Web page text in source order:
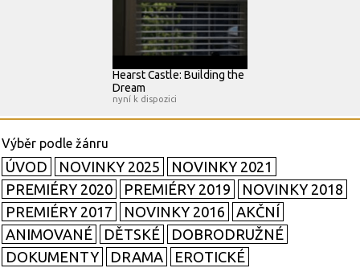
Hearst Castle: Building the
Dream
nyní k dispozici
ÚVOD NOVINKY 2025
NOVINKY 2021
PREMIÉRY 2020
PREMIÉRY 2019
NOVINKY 2018
PREMIÉRY 2017
NOVINKY 2016
AKČNÍ
ANIMOVANÉ
DĚTSKÉ
DOBRODRUŽNÉ
DOKUMENTY
DRAMA
EROTICKÉ